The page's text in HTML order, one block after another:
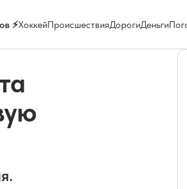
⚡ХоккейПроисшествияДорогиДеньги